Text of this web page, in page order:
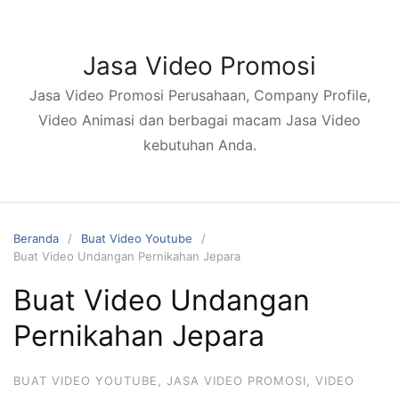
Jasa Video Promosi
Jasa Video Promosi Perusahaan, Company Profile,
Video Animasi dan berbagai macam Jasa Video
kebutuhan Anda.
Beranda
Buat Video Youtube
Buat Video Undangan Pernikahan Jepara
Buat Video Undangan
Pernikahan Jepara
BUAT VIDEO YOUTUBE JASA VIDEO PROMOSI
VIDEO